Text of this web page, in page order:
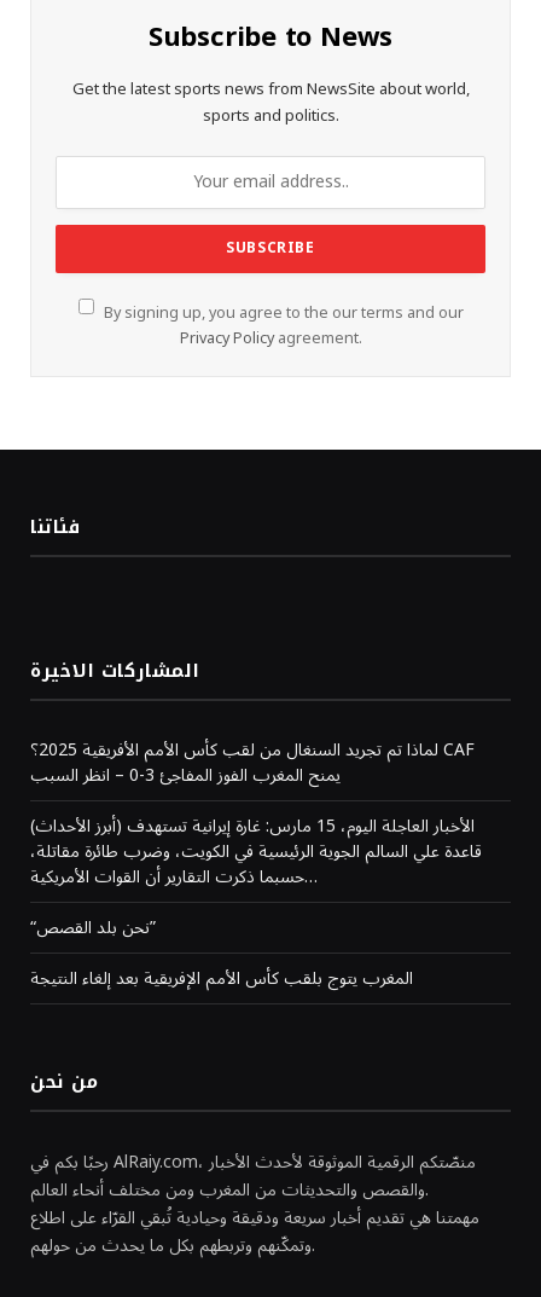
Subscribe to News
Get the latest sports news from NewsSite about world,
sports and politics.
By signing up, you agree to the our terms and our
Privacy Policyagreement.
فئاتنا
المشاركات الاخيرة
لماذا تم تجريد السنغال من لقب كأس الأمم الأفريقية 2025؟ CAF
يمنح المغرب الفوز المفاجئ 3-0 – انظر السبب
(أبرز الأحداث) الأخبار العاجلة اليوم، 15 مارس: غارة إيرانية تستهدف
قاعدة علي السالم الجوية الرئيسية في الكويت، وضرب طائرة مقاتلة،
حسبما ذكرت التقارير أن القوات الأمريكية…
“نحن بلد القصص”
المغرب يتوج بلقب كأس الأمم الإفريقية بعد إلغاء النتيجة
من نحن
رحبًا بكم في AlRaiy.com، منصّتكم الرقمية الموثوقة لأحدث الأخبار
والقصص والتحديثات من المغرب ومن مختلف أنحاء العالم.
مهمتنا هي تقديم أخبار سريعة ودقيقة وحيادية تُبقي القرّاء على اطلاع
وتمكّنهم وتربطهم بكل ما يحدث من حولهم.